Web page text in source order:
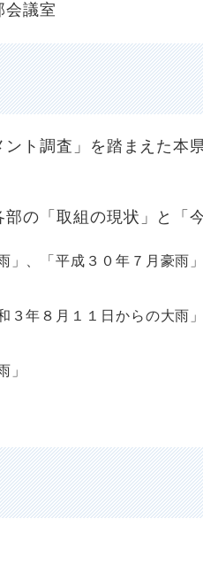
議室
調査」を踏まえた本県
の「取組の現状」と「
」、「平成３０年７月豪雨
３年８月１１日からの大雨
」